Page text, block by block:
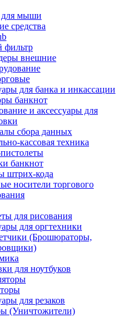
для мыши
средства
фильтр
внешние
для банка и инкассации
банкнот
и аксессуары для
сбора данных
кассовая техника
банкнот
штрих-кода
носители торгового
для рисования
для оргтехники
(Брошюраторы,
для ноутбуков
для резаков
(Уничтожители)